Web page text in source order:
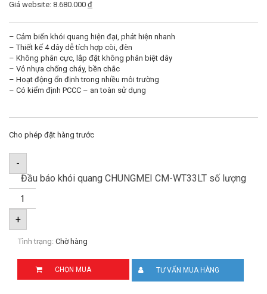
Giá website: 8.680.000 đ
– Cảm biến khói quang hiện đại, phát hiện nhanh
– Thiết kế 4 dây dễ tích hợp còi, đèn
– Không phân cực, lắp đặt không phân biệt dây
– Vỏ nhựa chống cháy, bền chắc
– Hoạt động ổn định trong nhiều môi trường
– Có kiểm định PCCC – an toàn sử dụng
Cho phép đặt hàng trước
-
Đầu báo khói quang CHUNGMEI CM-WT33LT số lượng
+
Tình trạng: Chờ hàng
CHỌN MUA TƯ VẤN MUA HÀNG